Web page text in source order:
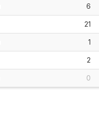
6
21
1
2
0